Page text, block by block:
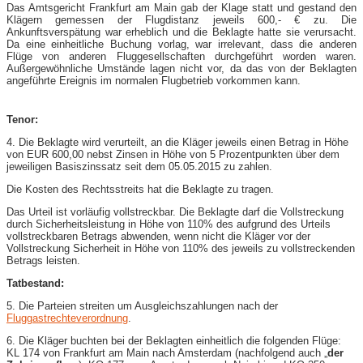
Das Amtsgericht Frankfurt am Main gab der Klage statt und gestand den
Klägern gemessen der Flugdistanz jeweils 600,- € zu. Die
Ankunftsverspätung war erheblich und die Beklagte hatte sie verursacht.
Da eine einheitliche Buchung vorlag, war irrelevant, dass die anderen
Flüge von anderen Fluggesellschaften durchgeführt worden waren.
Außergewöhnliche Umstände lagen nicht vor, da das von der Beklagten
angeführte Ereignis im normalen Flugbetrieb vorkommen kann.
Tenor:
4. Die Beklagte wird verurteilt, an die Kläger jeweils einen Betrag in Höhe
von EUR 600,00 nebst Zinsen in Höhe von 5 Prozentpunkten über dem
jeweiligen Basiszinssatz seit dem 05.05.2015 zu zahlen.
Die Kosten des Rechtsstreits hat die Beklagte zu tragen.
Das Urteil ist vorläufig vollstreckbar. Die Beklagte darf die Vollstreckung
durch Sicherheitsleistung in Höhe von 110% des aufgrund des Urteils
vollstreckbaren Betrags abwenden, wenn nicht die Kläger vor der
Vollstreckung Sicherheit in Höhe von 110% des jeweils zu vollstreckenden
Betrags leisten.
Tatbestand:
5. Die Parteien streiten um Ausgleichszahlungen nach der
Fluggastrechteverordnung
6. Die Kläger buchten bei der Beklagten einheitlich die folgenden Flüge:
KL 174 von Frankfurt am Main nach Amsterdam (nachfolgend auch „ der